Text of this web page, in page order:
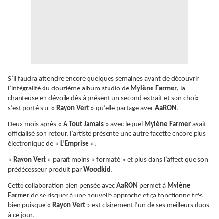
S’il faudra attendre encore quelques semaines avant de découvrir
l’intégralité du douzième album studio de Mylène Farmer, la
chanteuse en dévoile dès à présent un second extrait et son choix
s’est porté sur « Rayon Vert » qu’elle partage avec AaRON.
Deux mois après « A Tout Jamais » avec lequel Mylène Farmer avait
officialisé son retour, l’artiste présente une autre facette encore plus
électronique de « L’Emprise ».
« Rayon Vert » paraît moins « formaté » et plus dans l’affect que son
prédécesseur produit par Woodkid.
Cette collaboration bien pensée avec AaRON permet à Mylène
Farmer de se risquer à une nouvelle approche et ça fonctionne très
bien puisque « Rayon Vert » est clairement l’un de ses meilleurs duos
à ce jour.